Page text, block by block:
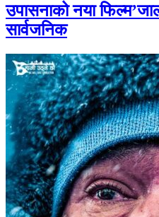
उपासनाको नया
सार्वजनिक